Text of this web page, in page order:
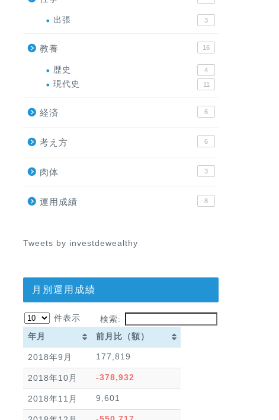
出張 3
教養 16
歴史 4
現代史 11
経済 6
考え方 6
肉体 3
運用成績 8
Tweets by investdewealthy
月別運用成績
件表示
検索:
年月
前月比（額）
年月
前月比（額）
2018年9月 177,819
2018年10月 -378,932
2018年11月 9,601